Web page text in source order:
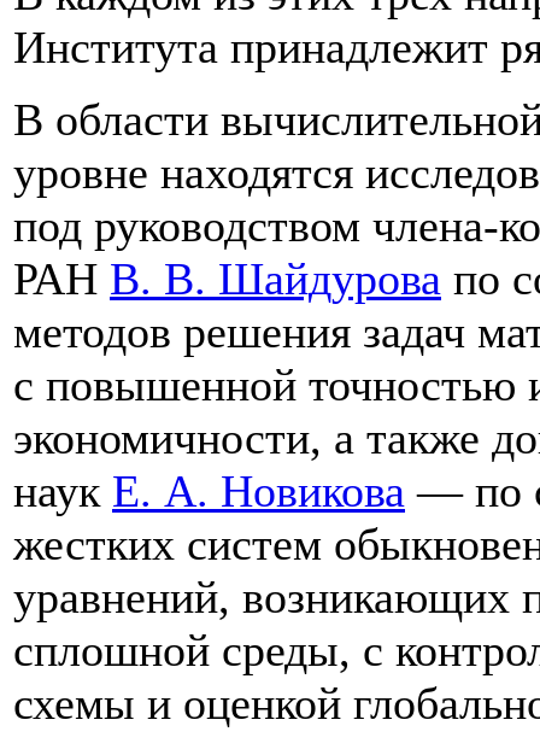
Института принадлежит
В области
уровне находятся
под руководством члена-
РАН В. В. Шайдурова по
методов решения задач
с повышенной точностью
экономичности, а также
наук Е. А. Новикова — по
жестких систем
уравнений, возникающих
сплошной среды, с
схемы и оценкой